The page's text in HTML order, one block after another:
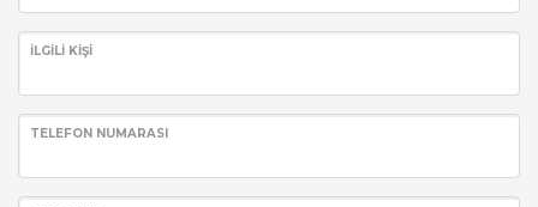
İLGILI KIŞI
TELEFON NUMARASI